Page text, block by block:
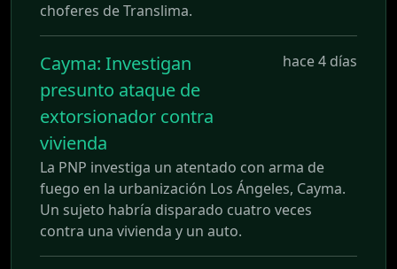
choferes de Translima.
Cayma: Investigan
presunto ataque de
extorsionador contra
vivienda
hace 4 días
La PNP investiga un atentado con arma de
fuego en la urbanización Los Ángeles, Cayma.
Un sujeto habría disparado cuatro veces
contra una vivienda y un auto.